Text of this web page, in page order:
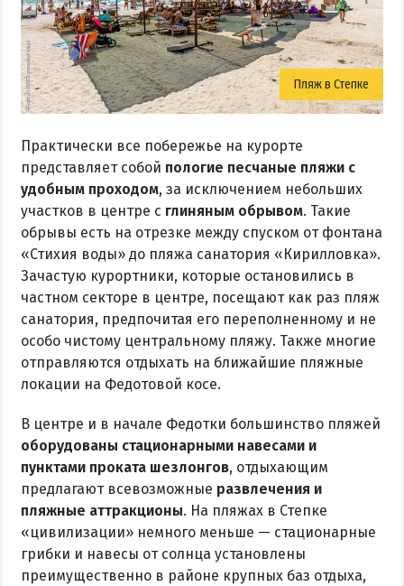
Пляж в Степке
Практически все побережье на курорте
представляет собой пологие песчаные пляжи с
удобным проходом, за исключением небольших
участков в центре с глиняным обрывом. Такие
обрывы есть на отрезке между спуском от фонтана
«Стихия воды» до пляжа санатория «Кирилловка».
Зачастую курортники, которые остановились в
частном секторе в центре, посещают как раз пляж
санатория, предпочитая его переполненному и не
особо чистому центральному пляжу. Также многие
отправляются отдыхать на ближайшие пляжные
локации на Федотовой косе.
В центре и в начале Федотки большинство пляжей
оборудованы стационарными навесами и
пунктами проката шезлонгов, отдыхающим
предлагают всевозможные развлечения и
пляжные аттракционы. На пляжах в Степке
«цивилизации» немного меньше — стационарные
грибки и навесы от солнца установлены
преимущественно в районе крупных баз отдыха,